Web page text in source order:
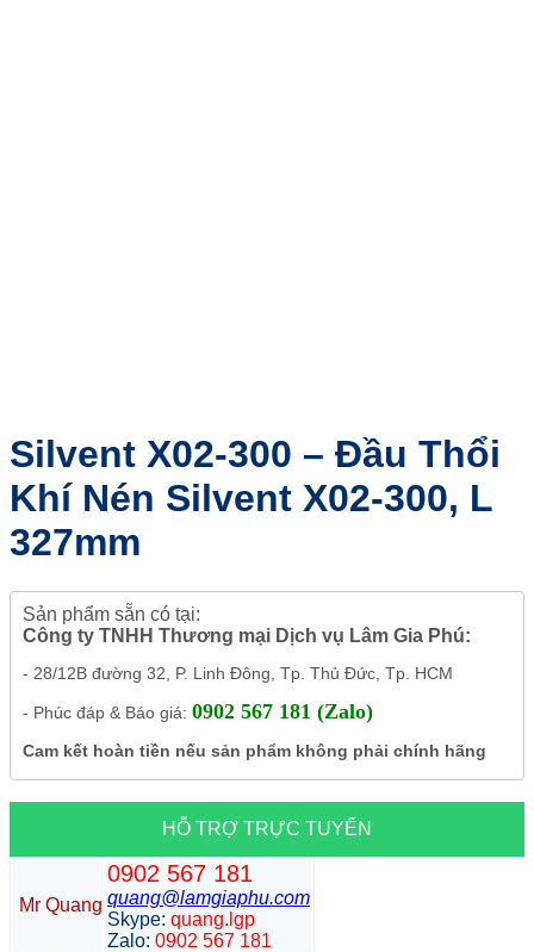
Silvent X02-300 – Đầu Thổi
Khí Nén Silvent X02-300, L
327mm
Sản phẩm sẵn có tại:
Công ty TNHH Thương mại Dịch vụ Lâm Gia Phú:
- 28/12B đường 32, P. Linh Đông, Tp. Thủ Đức, Tp. HCM
- Phúc đáp & Báo giá: 0902 567 181 (Zalo)
Cam kết hoàn tiền nếu sản phẩm không phải chính hãng
HỖ TRỢ TRỰC TUYẾN
Mr Quang
0902 567 181
quang@lamgiaphu.com
Skype: quang.lgp
Zalo: 0902 567 181